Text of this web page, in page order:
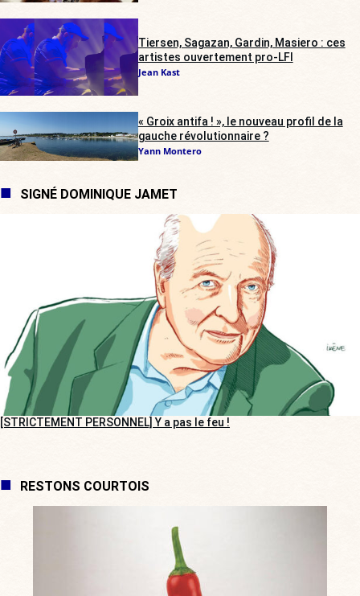
Tiersen, Sagazan, Gardin, Masiero : ces
artistes ouvertement pro-LFI
Jean Kast
« Groix antifa ! », le nouveau profil de la
gauche révolutionnaire ?
Yann Montero
SIGNÉ DOMINIQUE JAMET
[STRICTEMENT PERSONNEL] Y a pas le feu !
RESTONS COURTOIS